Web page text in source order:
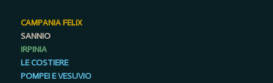
CAMPANIA FELIX
SANNIO
IRPINIA
LE COSTIERE
POMPEI E VESUVIO